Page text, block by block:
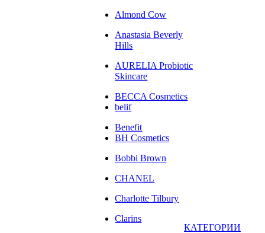
Almond Cow
Anastasia Beverly
Hills
AURELIA Probiotic
Skincare
BECCA Cosmetics
belif
Benefit
BH Cosmetics
Bobbi Brown
CHANEL
Charlotte Tilbury
Clarins
КАТЕГОРИИ